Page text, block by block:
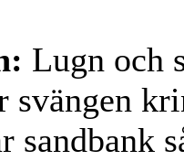
Lugn och
sandbank